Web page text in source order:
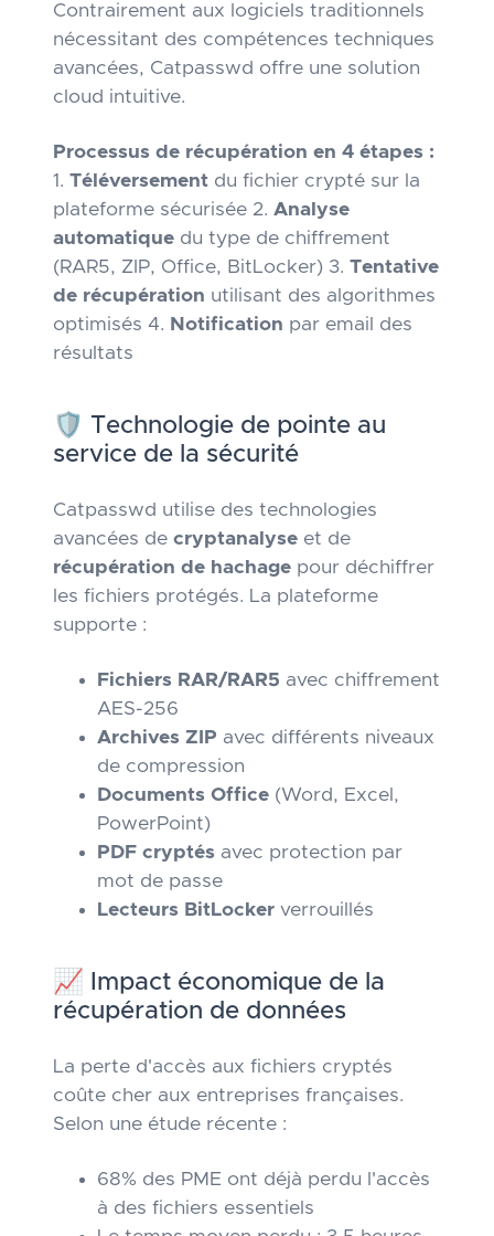
Contrairement aux logiciels traditionnels
nécessitant des compétences techniques
avancées, Catpasswd offre une solution
cloud intuitive.
Processus de récupération en 4 étapes :
1. Téléversement du fichier crypté sur la
plateforme sécurisée 2. Analyse
automatique du type de chiffrement
(RAR5, ZIP, Office, BitLocker) 3. Tentative
de récupération utilisant des algorithmes
optimisés 4. Notification par email des
résultats
🛡️ Technologie de pointe au
service de la sécurité
Catpasswd utilise des technologies
avancées de cryptanalyse et de
récupération de hachage pour déchiffrer
les fichiers protégés. La plateforme
supporte :
Fichiers RAR/RAR5 avec chiffrement
AES-256
Archives ZIP avec différents niveaux
de compression
Documents Office (Word, Excel,
PowerPoint)
PDF cryptés avec protection par
mot de passe
Lecteurs BitLocker verrouillés
📈 Impact économique de la
récupération de données
La perte d'accès aux fichiers cryptés
coûte cher aux entreprises françaises.
Selon une étude récente :
68% des PME ont déjà perdu l'accès
à des fichiers essentiels